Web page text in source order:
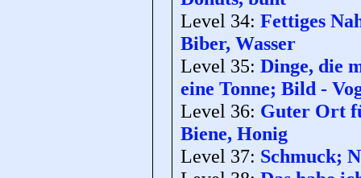
Level 34: Fettiges
Biber, Wasser
Level 35: Dinge, die
eine Tonne; Bild -
Level 36: Guter Ort
Biene, Honig
Level 37: Schmuck;